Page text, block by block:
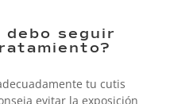
debo seguir
tu cutis
evitar la exposición